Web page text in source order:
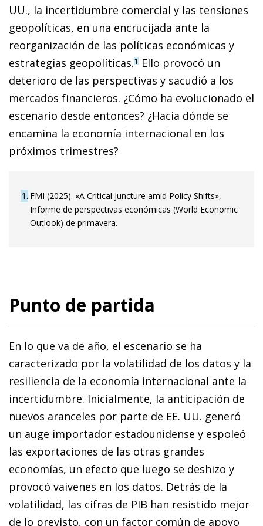
UU., la incertidumbre comercial y las tensiones
geopolíticas, en una encrucijada ante la
reorganización de las políticas económicas y
estrategias geopolíticas.1 Ello provocó un
deterioro de las perspectivas y sacudió a los
mercados financieros. ¿Cómo ha evolucionado el
escenario desde entonces? ¿Hacia dónde se
encamina la economía internacional en los
próximos trimestres?
1 FMI (2025). «A Critical Juncture amid Policy Shifts»,
Informe de perspectivas económicas (World Economic
Outlook) de primavera.
Punto de partida
En lo que va de año, el escenario se ha
caracterizado por la volatilidad de los datos y la
resiliencia de la economía internacional ante la
incertidumbre. Inicialmente, la anticipación de
nuevos aranceles por parte de EE. UU. generó
un auge importador estadounidense y espoleó
las exportaciones de las otras grandes
economías, un efecto que luego se deshizo y
provocó vaivenes en los datos. Detrás de la
volatilidad, las cifras de PIB han resistido mejor
de lo previsto, con un factor común de apoyo